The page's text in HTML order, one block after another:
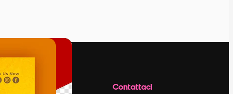
Azienda Contattaci